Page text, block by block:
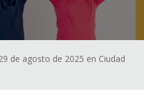
de agosto de 2025 en Ciudad